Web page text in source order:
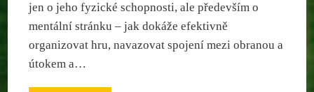
jen o jeho fyzické schopnosti, ale především o
mentální stránku – jak dokáže efektivně
organizovat hru, navazovat spojení mezi obranou a
útokem a…